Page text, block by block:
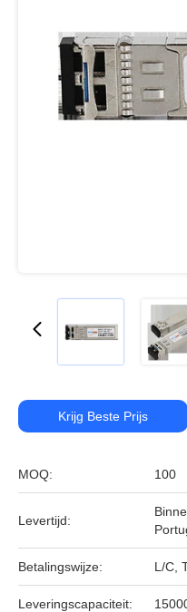
MOQ: 100
Levertijd:
Betalingswijze: L/C,
Leveringscapaciteit:
Krijg Beste Prijs